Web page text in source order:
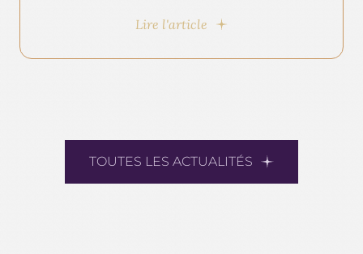
Lire l'article
TOUTES LES ACTUALITÉS